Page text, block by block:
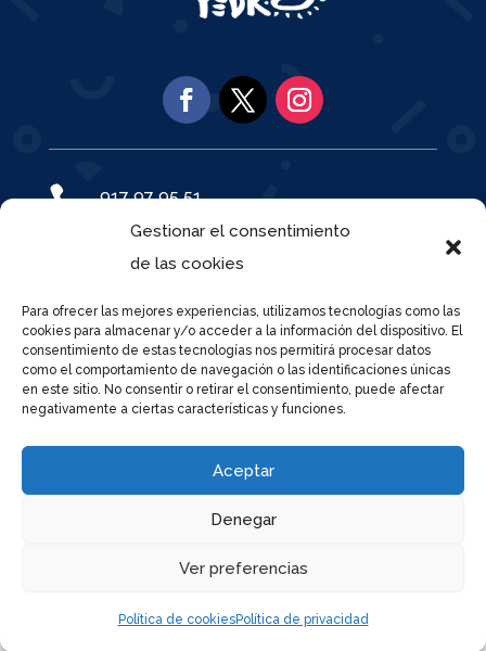
Gestionar el consentimiento
de las cookies
Para ofrecer las mejores experiencias, utilizamos tecnologías como las
cookies para almacenar y/o acceder a la información del dispositivo. El
consentimiento de estas tecnologías nos permitirá procesar datos
como el comportamiento de navegación o las identificaciones únicas
en este sitio. No consentir o retirar el consentimiento, puede afectar
negativamente a ciertas características y funciones.
Aceptar
Denegar
Ver preferencias
Política de cookiesPolítica de privacidad
 917 97 95 51
Calle José del Pino 53, 28021
 cc.sanpedro.madrid@educa.madrid.org
Política de privacidad